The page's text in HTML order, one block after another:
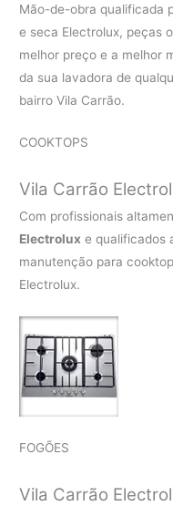
Mão-de-obra qualificada
e seca Electrolux, peças
melhor preço e a melhor
da sua lavadora de
bairro Vila Carrão.
COOKTOPS
Vila Carrão
Com profissionais
Electrolux e qualificados
manutenção para
Electrolux.
FOGÕES
Vila Carrão